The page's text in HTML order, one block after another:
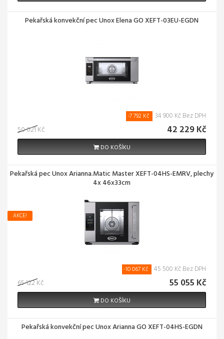
Pekařská konvekční pec Unox Elena GO XEFT-03EU-EGDN
50 021 Kč
-7 792 Kč 34 900 Kč Bez DPH
42 229 Kč
DO KOŠÍKU
Pekařská pec Unox Arianna.Matic Master XEFT-04HS-EMRV, plechy
4x 46x33cm
AKCE!
65 122 Kč
-10 067 Kč 45 500 Kč Bez DPH
55 055 Kč
DO KOŠÍKU
Pekařská konvekční pec Unox Arianna GO XEFT-04HS-EGDN